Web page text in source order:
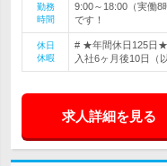
勤務
時間
9:00～18:00（実働
です！
休日
休暇
# ★年間休日125日
入社6ヶ月後10日（
求人詳細を見る